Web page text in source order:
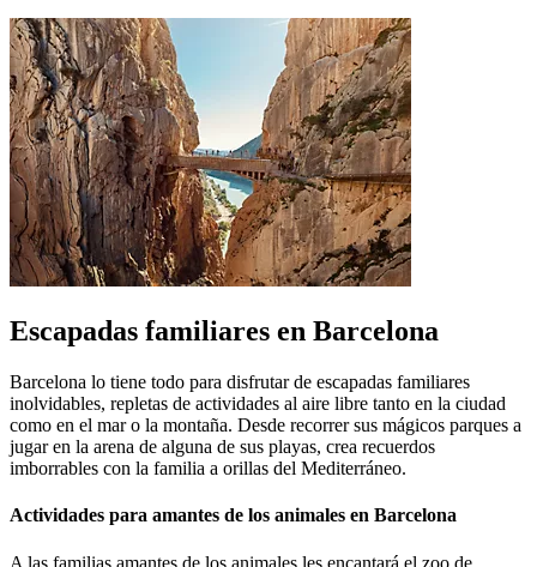
Escapadas familiares en Barcelona
Barcelona lo tiene todo para disfrutar de escapadas familiares
inolvidables, repletas de actividades al aire libre tanto en la ciudad
como en el mar o la montaña. Desde recorrer sus mágicos parques a
jugar en la arena de alguna de sus playas, crea recuerdos
imborrables con la familia a orillas del Mediterráneo.
Actividades para amantes de los animales en Barcelona
A las familias amantes de los animales les encantará el zoo de